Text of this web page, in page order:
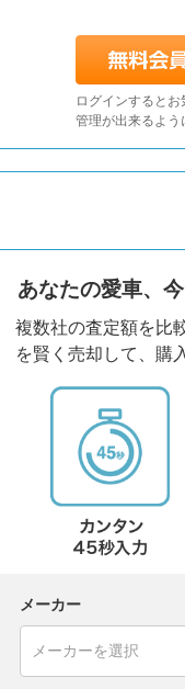
ログインすると
管理が出来るよう
あなたの愛車、
複数社の査定額を比
を賢く売却して、購
メーカー